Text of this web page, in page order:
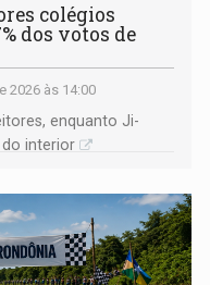
colégios
dos votos de
2026 às 14:00
enquanto Ji-
interior